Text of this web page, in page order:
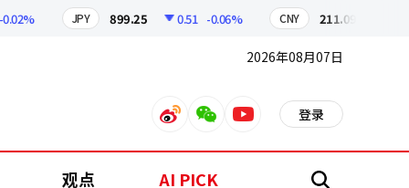
JPY 899.25 0.51 -0.06% CNY 211.09
2026年08月07日
weiboweixinyoutube 登录
观点 AI PICK